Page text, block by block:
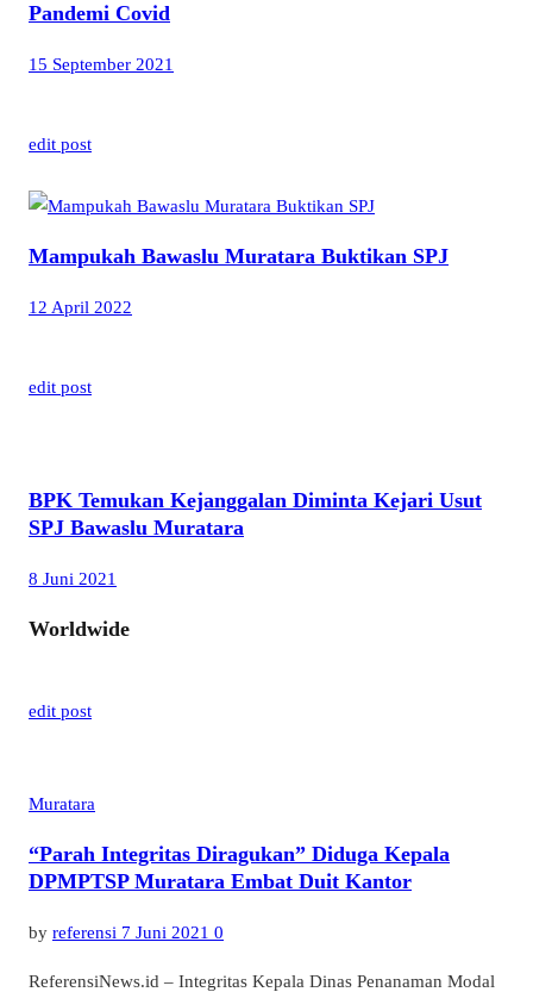
Pandemi Covid
15 September 2021
edit post
Mampukah Bawaslu Muratara Buktikan SPJ
12 April 2022
edit post
BPK Temukan Kejanggalan Diminta Kejari Usut
SPJ Bawaslu Muratara
8 Juni 2021
Worldwide
edit post
Muratara
“Parah Integritas Diragukan” Diduga Kepala
DPMPTSP Muratara Embat Duit Kantor
by referensi 7 Juni 2021 0
ReferensiNews.id – Integritas Kepala Dinas Penanaman Modal